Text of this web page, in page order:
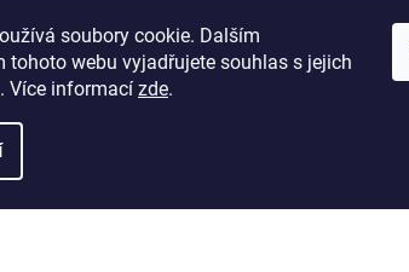
soubory cookie. Dalším
tohoto webu vyjadřujete souhlas s jejich
Více informací zde.
Informace pro vás
Kontakty